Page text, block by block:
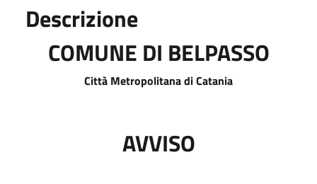
Descrizione
COMUNE DI BELPASSO
Città Metropolitana di Catania
AVVISO